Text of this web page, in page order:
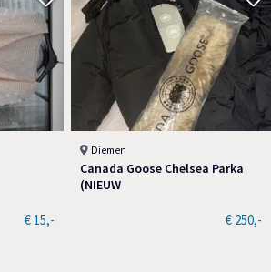
€ 15,-
Diemen
Canada Goose Chelsea Parka
(NIEUW
€ 250,-